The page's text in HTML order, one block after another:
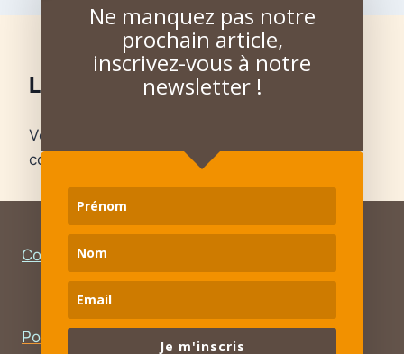
Laisser un commentaire
Vous devez
commentaire.
Contact–Mentions légales
Politique de confidentialité – RGPD
Ne manquez pas notre
prochain article,
inscrivez-vous à notre
newsletter !
Je m'inscris